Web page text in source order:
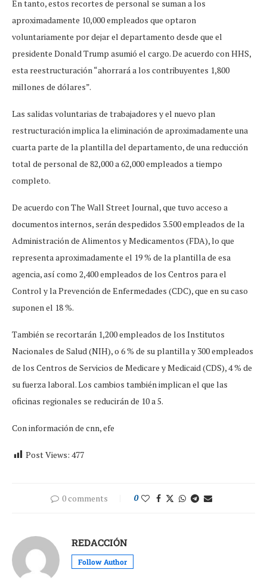
En tanto, estos recortes de personal se suman a los
aproximadamente 10,000 empleados que optaron
voluntariamente por dejar el departamento desde que el
presidente Donald Trump asumió el cargo. De acuerdo con HHS,
esta reestructuración “ahorrará a los contribuyentes 1,800
millones de dólares”.
Las salidas voluntarias de trabajadores y el nuevo plan
restructuración implica la eliminación de aproximadamente una
cuarta parte de la plantilla del departamento, de una reducción
total de personal de 82,000 a 62,000 empleados a tiempo
completo.
De acuerdo con The Wall Street Journal, que tuvo acceso a
documentos internos, serán despedidos 3.500 empleados de la
Administración de Alimentos y Medicamentos (FDA), lo que
representa aproximadamente el 19 % de la plantilla de esa
agencia, así como 2,400 empleados de los Centros para el
Control y la Prevención de Enfermedades (CDC), que en su caso
suponen el 18 %.
También se recortarán 1,200 empleados de los Institutos
Nacionales de Salud (NIH), o 6 % de su plantilla y 300 empleados
de los Centros de Servicios de Medicare y Medicaid (CDS), 4 % de
su fuerza laboral. Los cambios también implican el que las
oficinas regionales se reducirán de 10 a 5.
Con información de cnn, efe
Post Views: 477
0 comments 0
REDACCIÓN
Follow Author